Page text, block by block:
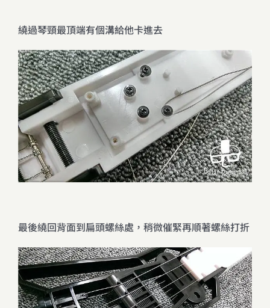
繞過琴頸最頂端有個溝給他卡進去
最後繞回背面到扁頭螺絲處，稍微催緊再順著螺絲打折